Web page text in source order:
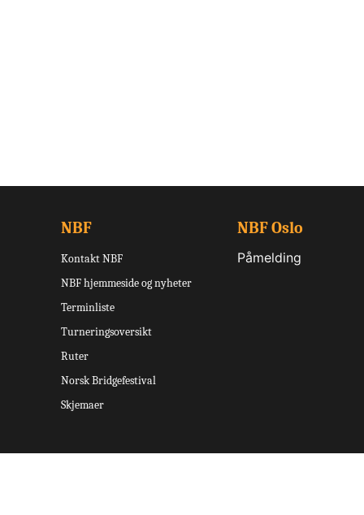
NBF
Kontakt NBF
NBF hjemmeside og nyheter
Terminliste
Turneringsoversikt
Ruter
Norsk Bridgefestival
Skjemaer
NBF Oslo
Påmelding